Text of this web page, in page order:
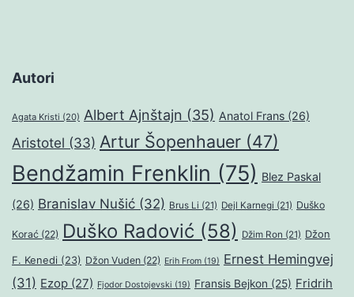
Autori
Agata Kristi (20) Albert Ajnštajn (35) Anatol Frans (26)
Aristotel (33) Artur Šopenhauer (47)
Bendžamin Frenklin (75) Blez Paskal
(26) Branislav Nušić (32) Brus Li (21) Dejl Karnegi (21) Duško
Korać (22) Duško Radović (58) Džim Ron (21) Džon
F. Kenedi (23) Džon Vuden (22) Erih From (19) Ernest Hemingvej
(31) Ezop (27) Fjodor Dostojevski (19) Fransis Bejkon (25) Fridrih